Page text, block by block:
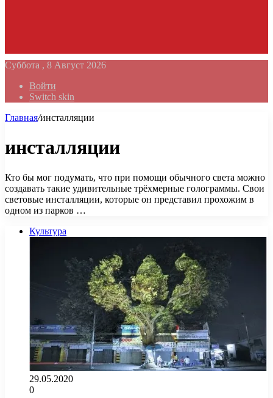
Суббота , 8 Август 2026
Войти
Switch skin
Главная/инсталляции
инсталляции
Кто бы мог подумать, что при помощи обычного света можно
создавать такие удивительные трёхмерные голограммы. Свои
световые инсталляции, которые он представил прохожим в
одном из парков …
Культура
29.05.2020
0